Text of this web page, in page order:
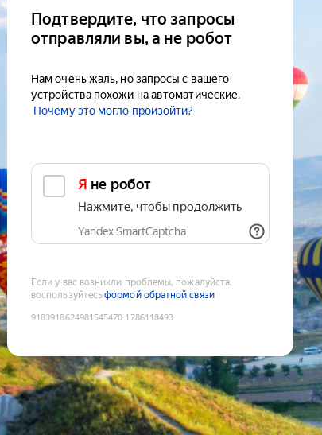
Подтвердите, что запросы
отправляли вы, а не робот
Нам очень жаль, но запросы с вашего
устройства похожи на автоматические.
Почему это могло произойти?
Я не робот
Нажмите, чтобы продолжить
Yandex SmartCaptcha
Если у вас возникли проблемы, пожалуйста,
воспользуйтесьформой обратной связи
9183918624981545470:1786118493